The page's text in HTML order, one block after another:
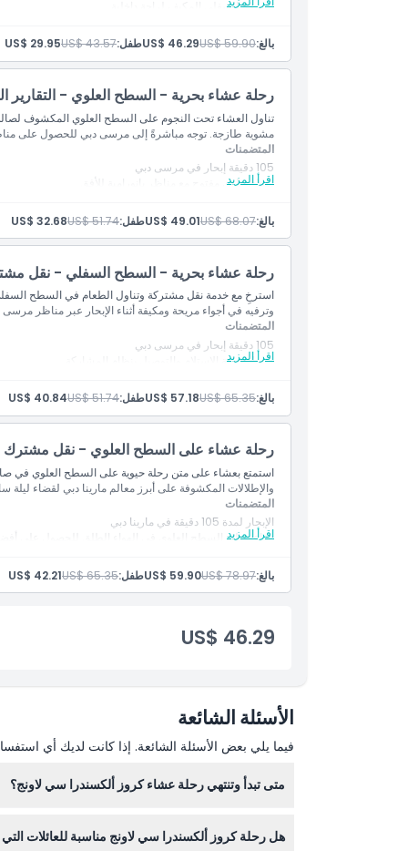
السطح السفلي المكيف لراحة داخلية
عشاء بوفيه متكامل
مياه، مشروبات غازية، عصائر، شاي وقهوة
مقبلات وكانابيه تُقدّم على الطاولة
بالغ:US$ 59.90
US$ 46.29طفل:US$ 43.57
US$ 29.95
رحلة عشاء بحرية - السطح العلوي - التقارير
تناول العشاء تحت النجوم على السطح العلوي المكشوف
مشوية طازجة. توجه مباشرةً إلى مرسى دبي للحصول على
اقرأ المزيد
المتضمنات
105 دقيقة إبحار في مرسى دبي
سطح علوي مفتوح مع مناظر بانورامية للأفق
عشاء بوفيه متكامل
مياه، مشروبات غازية، عصائر، شاي & قهوة
مقبلات & كانابيه تُقدَّم على الطاولة
بالغ:US$ 68.07
US$ 49.01طفل:US$ 51.74
US$ 32.68
رحلة عشاء بحرية - السطح السفلي - نقل
استرخِ مع خدمة نقل مشتركة وتناول الطعام في السطح
وترفيه في أجواء مريحة ومكيفة أثناء الإبحار عبر مناظر مرسى
اقرأ المزيد
المتضمنات
105 دقيقة إبحار في مرسى دبي
يشمل خدمة الاستلام والتوصيل بنظام المشاركة
دي جي/مغنية أنثى على متن القارب
عشاء بوفيه متكامل
مقبلات وكانابيه مُقدَّمة على الطاولة
خدمة نقل ذهابًا وإيابًا على أساس المشاركة من فنادق دبي.
بالغ:US$ 65.35
US$ 57.18طفل:US$ 51.74
US$ 40.84
رحلة عشاء على السطح العلوي - نقل مشترك
استمتع بعشاء على متن رحلة حيوية على السطح العلوي في
والإطلالات المكشوفة على أبرز معالم مارينا دبي لقضاء ليلة
اقرأ المزيد
المتضمنات
الإبحار لمدة 105 دقيقة في مارينا دبي
مقاعد على السطح العلوي في الهواء الطلق للحصول على أفضل
عشاء بوفيه متكامل
مياه، مشروبات غازية، عصائر، شاي وقهوة
بالغ:US$ 78.97
US$ 59.90طفل:US$ 65.35
US$ 42.21
US$ 46.29
الأسئلة الشائعة
فيما يلي بعض الأسئلة الشائعة. إذا كانت لديك أي
متى تبدأ وتنتهي رحلة عشاء كروز ألكسندرا سي لاونج؟
الحجز).
هل رحلة كروز ألكسندرا سي لاونج مناسبة للعائلات